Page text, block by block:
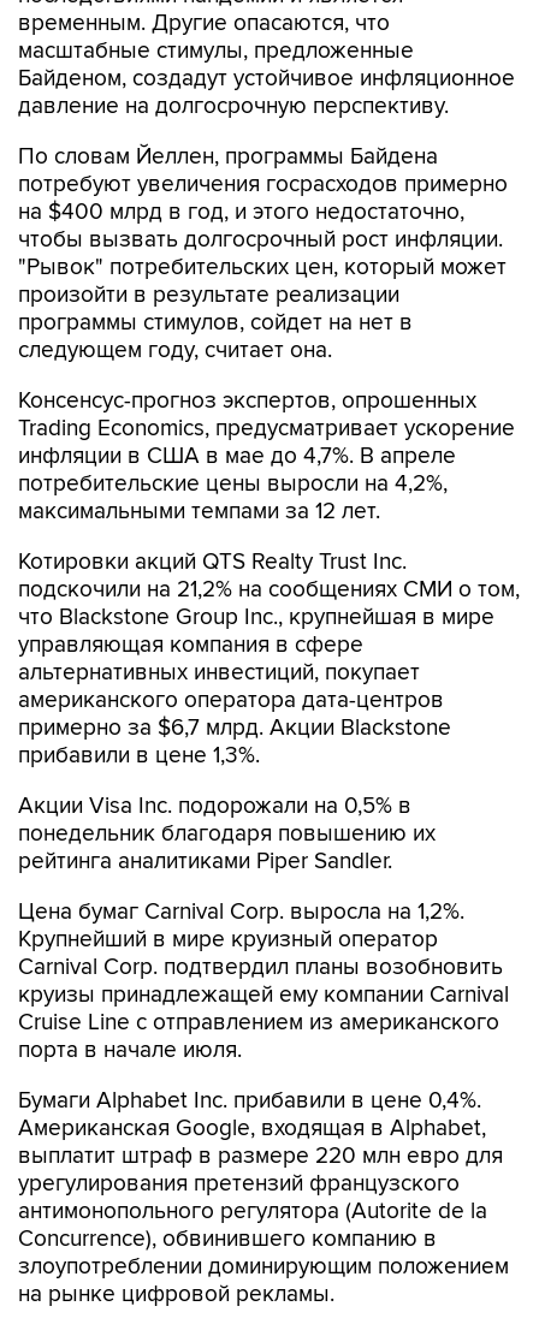
временным. Другие опасаются, что
масштабные стимулы, предложенные
Байденом, создадут устойчивое инфляционное
давление на долгосрочную перспективу.
По словам Йеллен, программы Байдена
потребуют увеличения госрасходов примерно
на $400 млрд в год, и этого недостаточно,
чтобы вызвать долгосрочный рост инфляции.
"Рывок" потребительских цен, который может
произойти в результате реализации
программы стимулов, сойдет на нет в
следующем году, считает она.
Консенсус-прогноз экспертов, опрошенных
Trading Economics, предусматривает ускорение
инфляции в США в мае до 4,7%. В апреле
потребительские цены выросли на 4,2%,
максимальными темпами за 12 лет.
Котировки акций QTS Realty Trust Inc.
подскочили на 21,2% на сообщениях СМИ о том,
что Blackstone Group Inc., крупнейшая в мире
управляющая компания в сфере
альтернативных инвестиций, покупает
американского оператора дата-центров
примерно за $6,7 млрд. Акции Blackstone
прибавили в цене 1,3%.
Акции Visa Inc. подорожали на 0,5% в
понедельник благодаря повышению их
рейтинга аналитиками Piper Sandler.
Цена бумаг Carnival Corp. выросла на 1,2%.
Крупнейший в мире круизный оператор
Carnival Corp. подтвердил планы возобновить
круизы принадлежащей ему компании Carnival
Cruise Line с отправлением из американского
порта в начале июля.
Бумаги Alphabet Inc. прибавили в цене 0,4%.
Американская Google, входящая в Alphabet,
выплатит штраф в размере 220 млн евро для
урегулирования претензий французского
антимонопольного регулятора (Autorite de la
Concurrence), обвинившего компанию в
злоупотреблении доминирующим положением
на рынке цифровой рекламы.